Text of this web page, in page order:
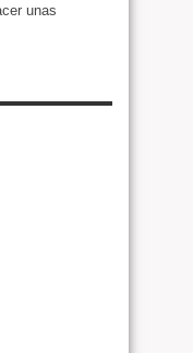
unas